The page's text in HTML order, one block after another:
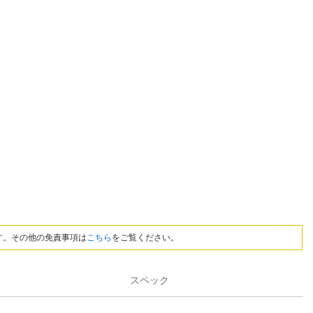
その他の免責事項はこちら をご覧ください。
スペック